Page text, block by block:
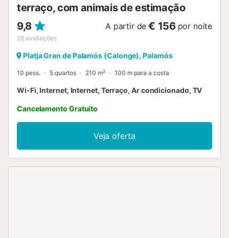
terraço, com animais de estimação
9,8
28 avaliações
A partir de € 156 por noite
Platja Gran de Palamós (Calonge), Palamós
10 pess. 5 quartos 210 m² 100 m para a costa
Wi-Fi, Internet, Internet, Terraço, Ar condicionado, TV
Cancelamento Gratuito
Veja oferta